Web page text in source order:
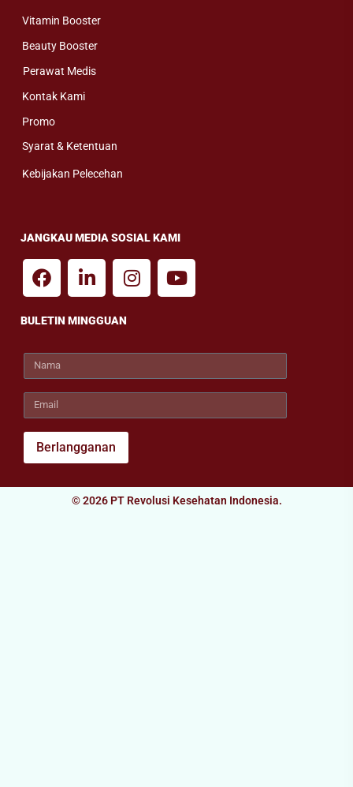
Vitamin Booster
Beauty Booster
Perawat Medis
Kontak Kami
Promo
Syarat & Ketentuan
Kebijakan Pelecehan
JANGKAU MEDIA SOSIAL KAMI
BULETIN MINGGUAN
Berlangganan
© 2026 PT Revolusi Kesehatan Indonesia.